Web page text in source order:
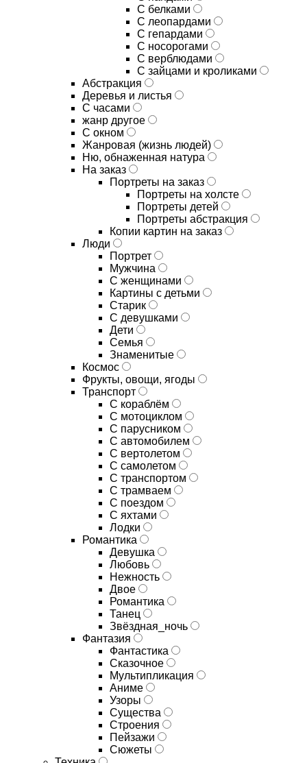
С белками
С леопардами
С гепардами
С носорогами
С верблюдами
С зайцами и кроликами
Абстракция
Деревья и листья
С часами
жанр другое
С окном
Жанровая (жизнь людей)
Ню, обнаженная натура
На заказ
Портреты на заказ
Портреты на холсте
Портреты детей
Портреты абстракция
Копии картин на заказ
Люди
Портрет
Мужчина
С женщинами
Картины с детьми
Старик
С девушками
Дети
Семья
Знаменитые
Космос
Фрукты, овощи, ягоды
Транспорт
С кораблём
С мотоциклом
С парусником
С автомобилем
С вертолетом
С самолетом
С транспортом
С трамваем
С поездом
С яхтами
Лодки
Романтика
Девушка
Любовь
Нежность
Двое
Романтика
Танец
Звёздная_ночь
Фантазия
Фантастика
Сказочное
Мультипликация
Аниме
Узоры
Существа
Строения
Пейзажи
Сюжеты